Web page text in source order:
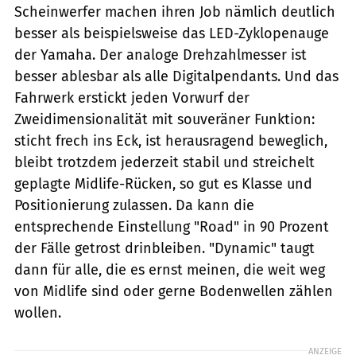
Scheinwerfer machen ihren Job nämlich deutlich
besser als beispielsweise das LED-Zyklopenauge
der Yamaha. Der analoge Drehzahlmesser ist
besser ablesbar als alle Digitalpendants. Und das
Fahrwerk erstickt jeden Vorwurf der
Zweidimensionalität mit souveräner Funktion:
sticht frech ins Eck, ist herausragend beweglich,
bleibt trotzdem jederzeit stabil und streichelt
geplagte Midlife-Rücken, so gut es Klasse und
Positionierung zulassen. Da kann die
entsprechende Einstellung "Road" in 90 Prozent
der Fälle getrost drinbleiben. "Dynamic" taugt
dann für alle, die es ernst meinen, die weit weg
von Midlife sind oder gerne Bodenwellen zählen
wollen.
ANZEIGE